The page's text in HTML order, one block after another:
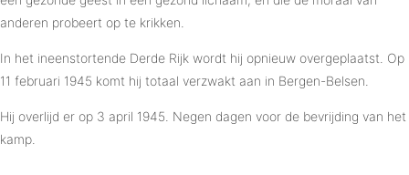
anderen probeert op te krikken.
In het ineenstortende Derde Rijk wordt hij opnieuw overgeplaatst. Op
11 februari 1945 komt hij totaal verzwakt aan in Bergen-Belsen.
Hij overlijd er op 3 april 1945. Negen dagen voor de bevrijding van het
kamp.